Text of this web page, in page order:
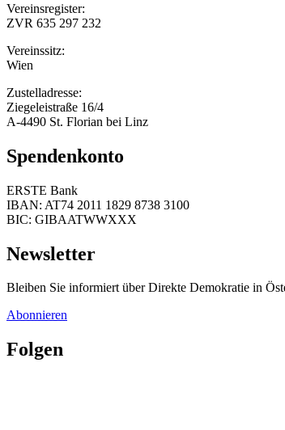
Vereinsregister:
ZVR 635 297 232
Vereinssitz:
Wien
Zustelladresse:
Ziegeleistraße 16/4
A-4490 St. Florian bei Linz
Spendenkonto
ERSTE Bank
IBAN: AT74 2011 1829 8738 3100
BIC: GIBAATWWXXX
Newsletter
Bleiben Sie informiert über Direkte Demokratie in
Abonnieren
Folgen